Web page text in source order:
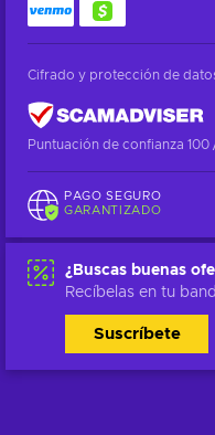
Cifrado y protección de
Puntuación de confianza 100
PAGO SEGURO
GARANTIZADO
¿Buscas buenas
Recíbelas en tu
Suscríbete